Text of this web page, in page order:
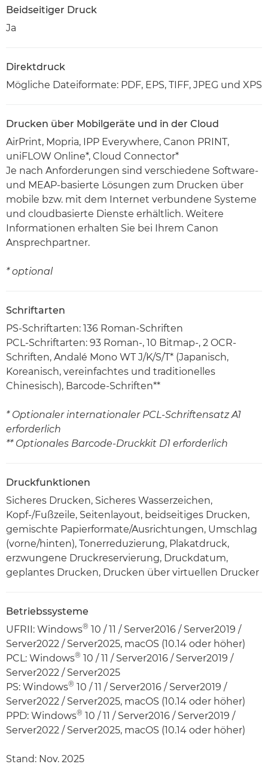
Beidseitiger Druck
Ja
Direktdruck
Mögliche Dateiformate: PDF, EPS, TIFF, JPEG und XPS
Drucken über Mobilgeräte und in der Cloud
AirPrint, Mopria, IPP Everywhere, Canon PRINT,
uniFLOW Online*, Cloud Connector*
Je nach Anforderungen sind verschiedene Software-
und MEAP-basierte Lösungen zum Drucken über
mobile bzw. mit dem Internet verbundene Systeme
und cloudbasierte Dienste erhältlich. Weitere
Informationen erhalten Sie bei Ihrem Canon
Ansprechpartner.
* optional
Schriftarten
PS-Schriftarten: 136 Roman-Schriften
PCL-Schriftarten: 93 Roman-, 10 Bitmap-, 2 OCR-
Schriften, Andalé Mono WT J/K/S/T* (Japanisch,
Koreanisch, vereinfachtes und traditionelles
Chinesisch), Barcode-Schriften**
* Optionaler internationaler PCL-Schriftensatz A1
erforderlich
** Optionales Barcode-Druckkit D1 erforderlich
Druckfunktionen
Sicheres Drucken, Sicheres Wasserzeichen,
Kopf-/Fußzeile, Seitenlayout, beidseitiges Drucken,
gemischte Papierformate/Ausrichtungen, Umschlag
(vorne/hinten), Tonerreduzierung, Plakatdruck,
erzwungene Druckreservierung, Druckdatum,
geplantes Drucken, Drucken über virtuellen Drucker
Betriebssysteme
UFRII: Windows® 10 / 11 / Server2016 / Server2019 /
Server2022 / Server2025, macOS (10.14 oder höher)
PCL: Windows® 10 / 11 / Server2016 / Server2019 /
Server2022 / Server2025
PS: Windows® 10 / 11 / Server2016 / Server2019 /
Server2022 / Server2025, macOS (10.14 oder höher)
PPD: Windows® 10 / 11 / Server2016 / Server2019 /
Server2022 / Server2025, macOS (10.14 oder höher)
Stand: Nov. 2025